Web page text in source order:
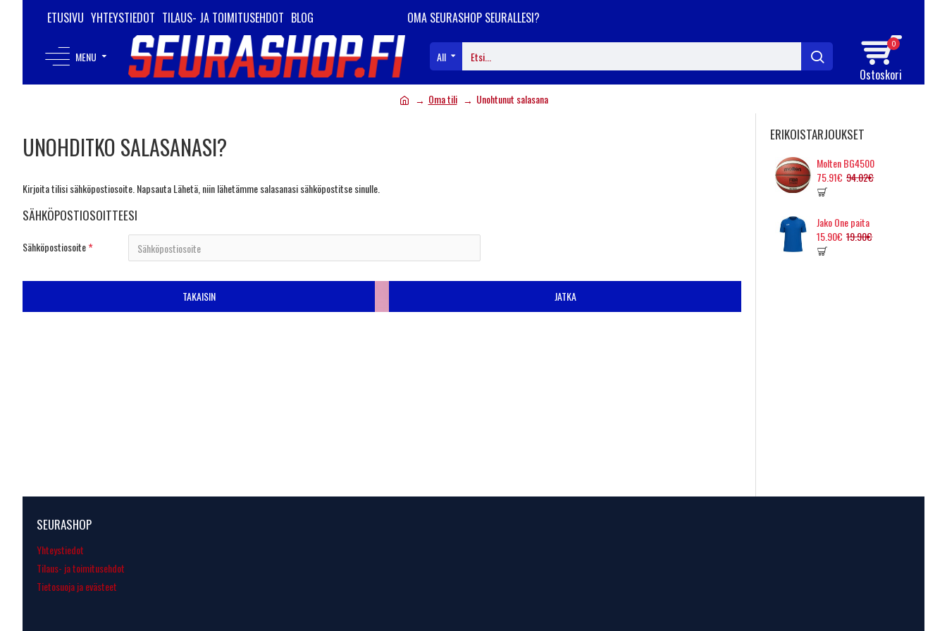
ETUSIVU YHTEYSTIEDOT TILAUS- JA TOIMITUSEHDOT BLOG OMA SEURASHOP SEURALLESI?
MENU All
Ostoskori
0
Oma tili Unohtunut salasana
UNOHDITKO SALASANASI?
Kirjoita tilisi sähköpostiosoite. Napsauta Lähetä, niin lähetämme salasanasi sähköpostitse sinulle.
SÄHKÖPOSTIOSOITTEESI
Sähköpostiosoite
TAKAISIN JATKA
ERIKOISTARJOUKSET
Molten BG4500
75.91€ 94.02€
Jako One paita
15.90€ 19.90€
SEURASHOP
Yhteystiedot
Tilaus- ja toimitusehdot
Tietosuoja ja evästeet